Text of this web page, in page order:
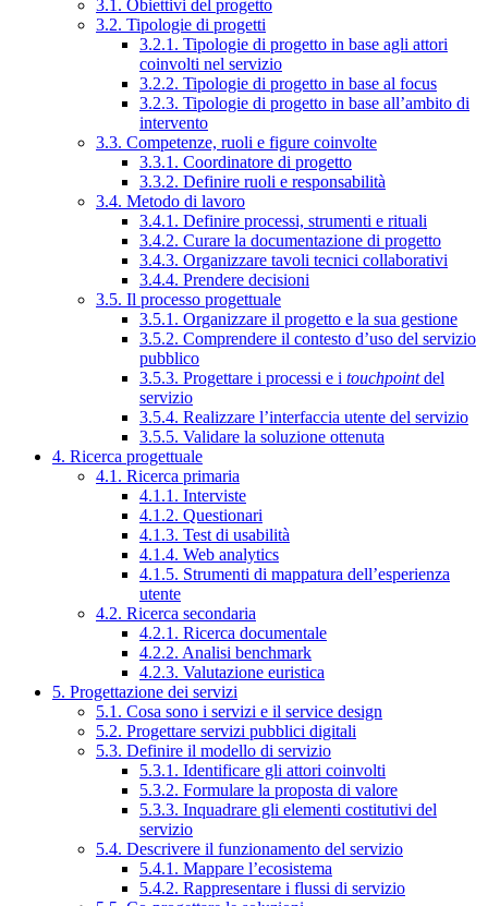
3.1. Obiettivi del progetto
3.2. Tipologie di progetti
3.2.1. Tipologie di progetto in base agli attori
coinvolti nel servizio
3.2.2. Tipologie di progetto in base al focus
3.2.3. Tipologie di progetto in base all’ambito di
intervento
3.3. Competenze, ruoli e figure coinvolte
3.3.1. Coordinatore di progetto
3.3.2. Definire ruoli e responsabilità
3.4. Metodo di lavoro
3.4.1. Definire processi, strumenti e rituali
3.4.2. Curare la documentazione di progetto
3.4.3. Organizzare tavoli tecnici collaborativi
3.4.4. Prendere decisioni
3.5. Il processo progettuale
3.5.1. Organizzare il progetto e la sua gestione
3.5.2. Comprendere il contesto d’uso del servizio
pubblico
3.5.3. Progettare i processi e i touchpointdel
servizio
3.5.4. Realizzare l’interfaccia utente del servizio
3.5.5. Validare la soluzione ottenuta
4. Ricerca progettuale
4.1. Ricerca primaria
4.1.1. Interviste
4.1.2. Questionari
4.1.3. Test di usabilità
4.1.4. Web analytics
4.1.5. Strumenti di mappatura dell’esperienza
utente
4.2. Ricerca secondaria
4.2.1. Ricerca documentale
4.2.2. Analisi benchmark
4.2.3. Valutazione euristica
5. Progettazione dei servizi
5.1. Cosa sono i servizi e il service design
5.2. Progettare servizi pubblici digitali
5.3. Definire il modello di servizio
5.3.1. Identificare gli attori coinvolti
5.3.2. Formulare la proposta di valore
5.3.3. Inquadrare gli elementi costitutivi del
servizio
5.4. Descrivere il funzionamento del servizio
5.4.1. Mappare l’ecosistema
5.4.2. Rappresentare i flussi di servizio